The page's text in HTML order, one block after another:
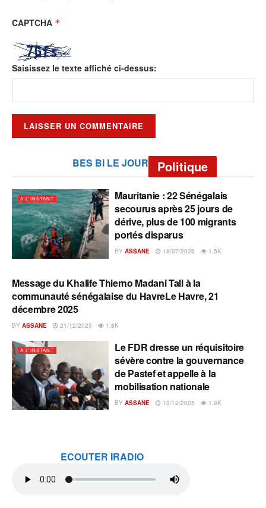
CAPTCHA *
Saisissez le texte affiché ci-dessus:
BES BI LE JOUR Politique
A L'INSTANT
Mauritanie : 22 Sénégalais
secourus après 25 jours de
dérive, plus de 100 migrants
portés disparus
BY ASSANE 18/07/2026 1.5K
A L'INSTANT
Message du Khalife Thierno Madani Tall à la
communauté sénégalaise du HavreLe Havre, 21
décembre 2025
BY ASSANE 21/12/2025 1.8K
A L'INSTANT
Le FDR dresse un réquisitoire
sévère contre la gouvernance
de Pastef et appelle à la
mobilisation nationale
BY ASSANE 18/12/2025 1.9K
ECOUTER IRADIO